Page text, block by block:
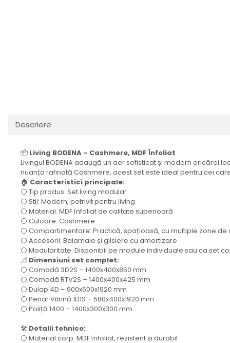
Descriere
📦 Living BODENA – Cashmere, MDF Înfoliat
Livingul BODENA adaugă un aer sofisticat și modern oricărei
nuanța rafinată Cashmere, acest set este ideal pentru cei
🏠 Caracteristici principale:
⚪ Tip produs: Set living modular
⚪ Stil: Modern, potrivit pentru living
⚪ Material: MDF înfoliat de calitate superioară
⚪ Culoare: Cashmere
⚪ Compartimentare: Practică, spațioasă, cu multiple zone
⚪ Accesorii: Balamale și glisiere cu amortizare
⚪ Modularitate: Disponibil pe module individuale sau ca set
📐 Dimensiuni set complet:
⚪ Comodă 3D2S – 1400x400x850 mm
⚪ Comodă RTV2S – 1400x400x425 mm
⚪ Dulap 4D – 900x500x1920 mm
⚪ Penar Vitrină 1D1S – 580x400x1920 mm
⚪ Poliță 1400 – 1400x300x300 mm
🛠️ Detalii tehnice:
⚪ Material corp: MDF înfoliat, rezistent și durabil